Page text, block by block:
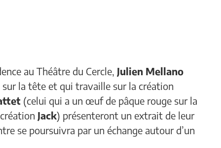
au Théâtre du Cercle, Julien Mellano
la tête et qui travaille sur la création
(celui qui a un œuf de pâque rouge sur la
Jack) présenteront un extrait de leur
se poursuivra par un échange autour d’un